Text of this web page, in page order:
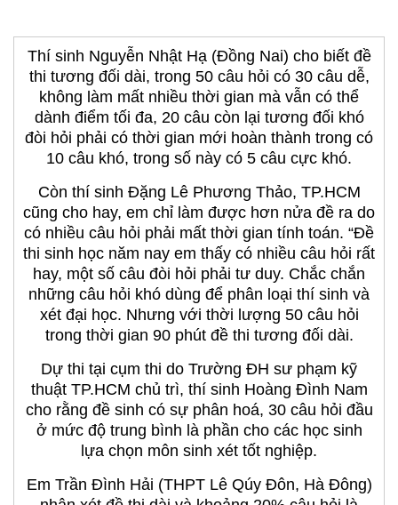
Thí sinh Nguyễn Nhật Hạ (Đồng Nai) cho biết đề
thi tương đối dài, trong 50 câu hỏi có 30 câu dễ,
không làm mất nhiều thời gian mà vẫn có thể
dành điểm tối đa, 20 câu còn lại tương đối khó
đòi hỏi phải có thời gian mới hoàn thành trong có
10 câu khó, trong số này có 5 câu cực khó.
Còn thí sinh Đặng Lê Phương Thảo, TP.HCM
cũng cho hay, em chỉ làm được hơn nửa đề ra do
có nhiều câu hỏi phải mất thời gian tính toán. “Đề
thi sinh học năm nay em thấy có nhiều câu hỏi rất
hay, một số câu đòi hỏi phải tư duy. Chắc chắn
những câu hỏi khó dùng để phân loại thí sinh và
xét đại học. Nhưng với thời lượng 50 câu hỏi
trong thời gian 90 phút đề thi tương đối dài.
Dự thi tại cụm thi do Trường ĐH sư phạm kỹ
thuật TP.HCM chủ trì, thí sinh Hoàng Đình Nam
cho rằng đề sinh có sự phân hoá, 30 câu hỏi đầu
ở mức độ trung bình là phần cho các học sinh
lựa chọn môn sinh xét tốt nghiệp.
Em Trần Đình Hải (THPT Lê Qúy Đôn, Hà Đông)